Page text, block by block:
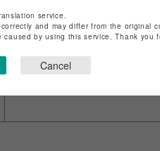
クルに通すことで調節可能
ださい。
service.
and may differ from the original
by using this service. Thank you
Cancel